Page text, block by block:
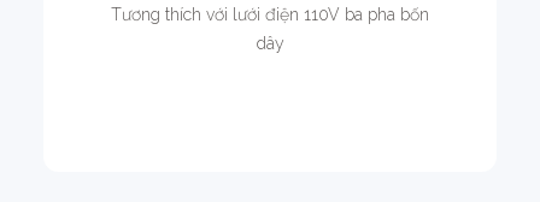
Tương thích với lưới điện 110V ba pha bốn
dây